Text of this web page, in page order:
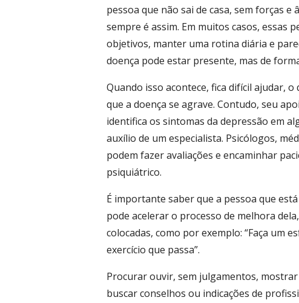
pessoa que não sai de casa, sem forças
sempre é assim. Em muitos casos, essas
objetivos, manter uma rotina diária e
doença pode estar presente, mas de
Quando isso acontece, fica difícil ajudar,
que a doença se agrave. Contudo, seu
identifica os sintomas da depressão em
auxílio de um especialista. Psicólogos,
podem fazer avaliações e encaminhar
psiquiátrico.
É importante saber que a pessoa que
pode acelerar o processo de melhora
colocadas, como por exemplo: “Faça um
exercício que passa”.
Procurar ouvir, sem julgamentos,
buscar conselhos ou indicações de